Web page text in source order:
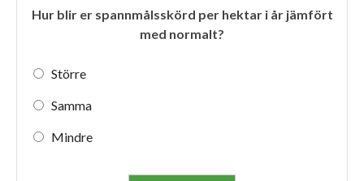
Hur blir er spannmålsskörd per hektar i år jämfört
med normalt?
Större
Samma
Mindre